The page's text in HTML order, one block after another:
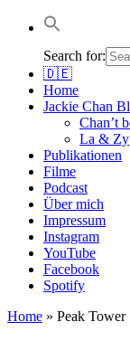
Jackie Chan
Autor & Jackie-
Search for:
🇩🇪
Home
Jackie Chan
Chan’t
La & Zy
Publikationen
Filme
Podcast
Über mich
Impressum
Instagram
YouTube
Facebook
Spotify
Home » Peak Tower